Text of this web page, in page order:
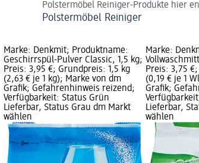
Polstermöbel Reiniger-Produkte hier
Polstermöbel Reiniger
Marke: Denkmit; Produktname:
Geschirrspül-Pulver Classic, 1,5 kg;
Preis: 3,95 €; Grundpreis: 1,5 kg
(2,63 € je 1 kg); Marke von dm
Grafik; Gefahrenhinweis reizend;
Verfügbarkeit: Status Grün
Lieferbar, Status Grau dm Markt
wählen
Marke:
Preis: 3,75
(0,19 € je 1
Grafik;
Lieferbar,
wählen